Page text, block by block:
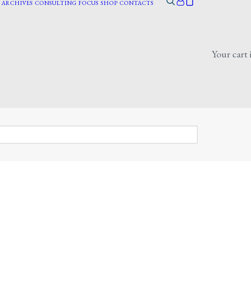
ARCHIVES CONSULTING FOCUS SHOP CONTACTS
Your cart